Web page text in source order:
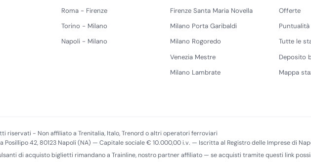
Roma - Firenze
Torino - Milano
Napoli - Milano
Firenze Santa Maria Novella
Milano Porta Garibaldi
Milano Rogoredo
Venezia Mestre
Milano Lambrate
Offerte
Puntualità
Tutte le
Deposito
Mappa
riservati - Non affiliato a Trenitalia, Italo, Trenord o altri operatori ferroviari
Posillipo 42, 80123 Napoli (NA) — Capitale sociale € 10.000,00 i.v. — Iscritta al Registro delle Imprese di
di acquisto biglietti rimandano a Trainline, nostro partner affiliato — se acquisti tramite questi link